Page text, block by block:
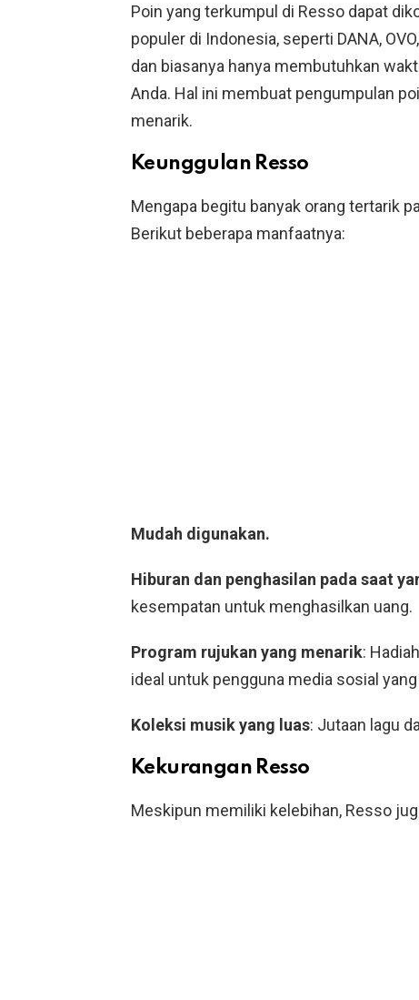
Poin yang terkumpul di Resso dapat
populer di Indonesia, seperti DANA,
dan biasanya hanya membutuhkan
Anda. Hal ini membuat pengumpulan
menarik.
Keunggulan Resso
Mengapa begitu banyak orang tertarik
Berikut beberapa manfaatnya:
Mudah digunakan.
Hiburan dan penghasilan pada saat
kesempatan untuk menghasilkan uang.
Program rujukan yang menarik:
ideal untuk pengguna media sosial
Koleksi musik yang luas: Jutaan lagu
Kekurangan Resso
Meskipun memiliki kelebihan, Resso